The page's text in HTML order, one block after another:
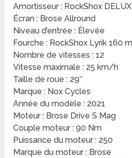
Amortisseur : RockShox
Écran : Brose Allround
Niveau d’entrée : Élevée
Fourche : RockShox Lyrik 160
Nombre de vitesses : 12
Vitesse maximale : 25 km/h
Taille de roue : 29″
Marque : Nox Cycles
Année du modèle : 2021
Moteur : Brose Drive S Mag
Couple moteur : 90 Nm
Puissance du moteur : 250
Marque du moteur : Brose